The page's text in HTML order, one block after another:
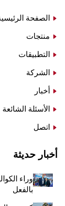
الصفحة
منتجات
التطبيقات
الشركة
أخبار
الأسئلة الشائعة
اتصل
أخبار حديثة
وراء
بالفعل